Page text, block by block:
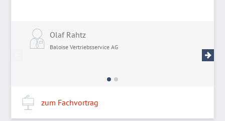
Olaf Rahtz
Baloise Vertriebsservice AG
zum Fachvortrag